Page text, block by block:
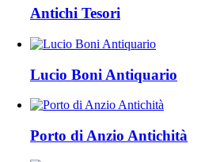
Antichi Tesori
Lucio Boni Antiquario
Porto di Anzio Antichità